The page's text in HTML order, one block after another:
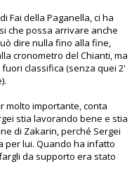
Fai della Paganella, ci ha
che possa arrivare anche
dire nulla fino alla fine,
cronometro del Chianti, ma
classifica (senza quei 2'
molto importante, conta
stia lavorando bene e stia
di Zakarin, perché Sergei
per lui. Quando ha infatto
da supporto era stato